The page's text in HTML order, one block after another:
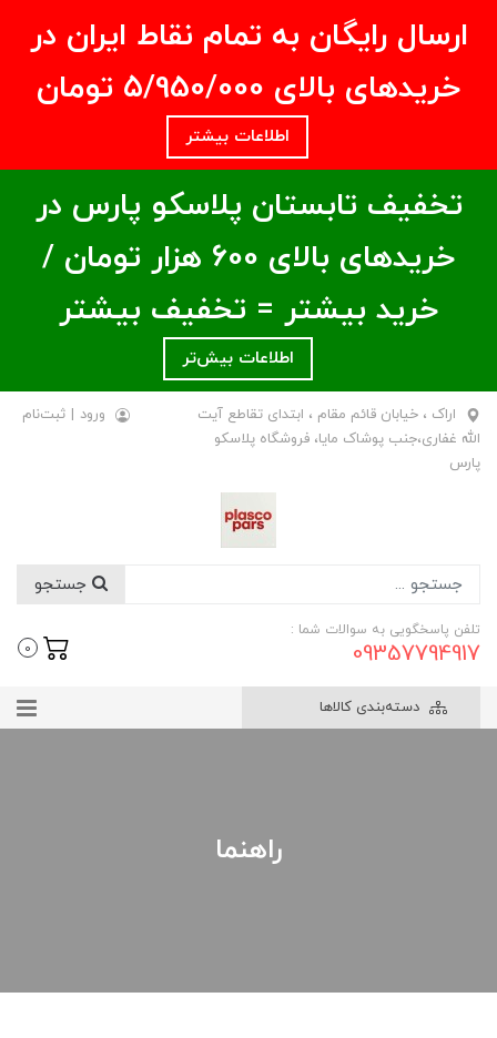
ارسال رایگان به تمام نقاط ایران در
خریدهای بالای ۵/950/000 تومان
اطلاعات بیشتر
تخفیف تابستان پلاسکو پارس در
خریدهای بالای ۶00 هزار تومان /
خرید بیشتر = تخفیف بیشتر
اطلاعات بیش‌تر
اراک ، خیابان قائم مقام ، ابتدای تقاطع آیت
الله غفاری،جنب پوشاک مایا، فروشگاه پلاسکو
پارس
ورود | ثبت‌نام
تلفن پاسخگویی به سوالات شما :
09357794917
0
دسته‌بندی کالاها
راهنما